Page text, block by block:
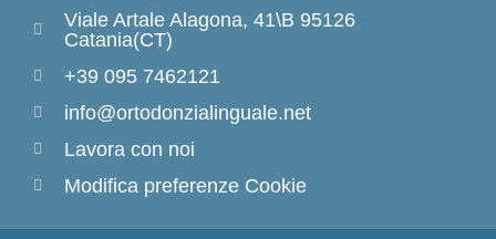
Viale Artale Alagona, 41\B 95126
Catania(CT)
+39 095 7462121
info@ortodonzialinguale.net
Lavora con noi
Modifica preferenze Cookie